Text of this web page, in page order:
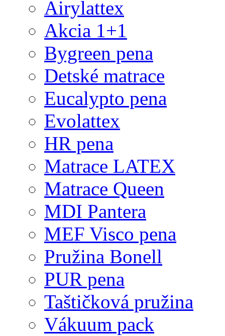
Airylattex
Akcia 1+1
Bygreen pena
Detské matrace
Eucalypto pena
Evolattex
HR pena
Matrace LATEX
Matrace Queen
MDI Pantera
MEF Visco pena
Pružina Bonell
PUR pena
Taštičková pružina
Vákuum pack